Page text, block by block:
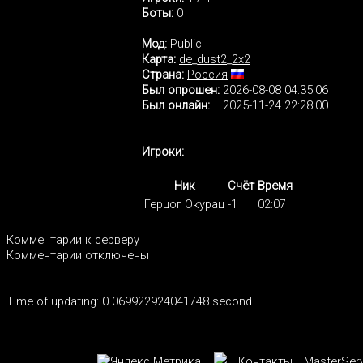
Боты: 0
Мод: Public
Карта: de_dust2_2x2
Страна: Россия
Был опрошен: 2026-08-08 04:35:06
Был онлайн: 2025-11-24 22:28:00
Игроки:
Ник Счёт Время
Герцог Окурац -1 02:07
Комментарии к серверу
Комментарии отключены
Time of updating: 0.069922924041748 second